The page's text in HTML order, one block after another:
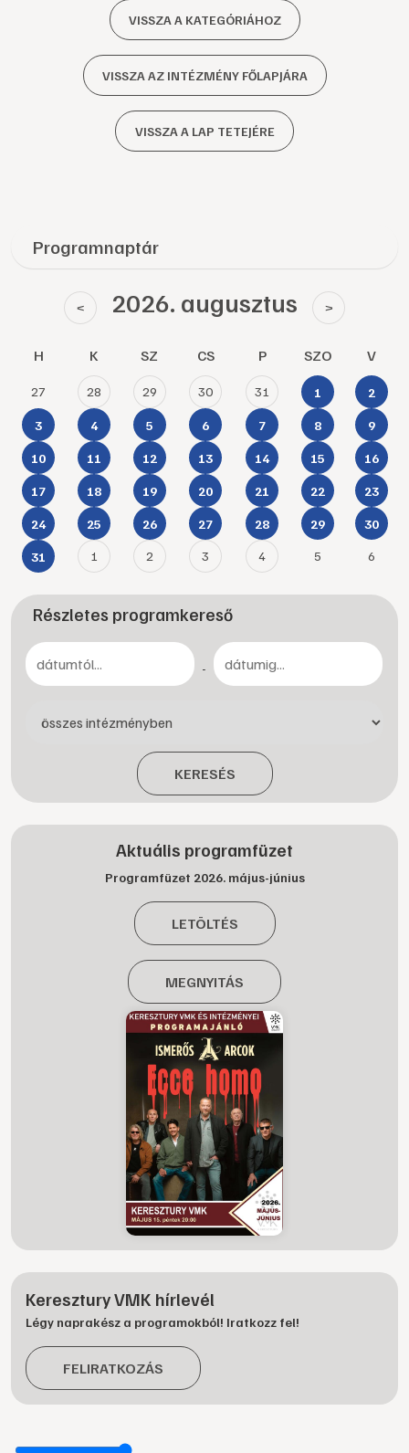
VISSZA A KATEGÓRIÁHOZ
VISSZA AZ INTÉZMÉNY FŐLAPJÁRA
VISSZA A LAP TETEJÉRE
Programnaptár
< 2026. augusztus >
H K SZ CS P SZO V
27 28 29 30 31 1 2
3 4 5 6 7 8 9
10 11 12 13 14 15 16
17 18 19 20 21 22 23
24 25 26 27 28 29 30
31 1 2 3 4 5 6
Részletes programkereső
-
KERESÉS
Aktuális programfüzet
Programfüzet 2026. május-június
LETÖLTÉS
MEGNYITÁS
Keresztury VMK hírlevél
Légy naprakész a programokból! Iratkozz fel!
FELIRATKOZÁS